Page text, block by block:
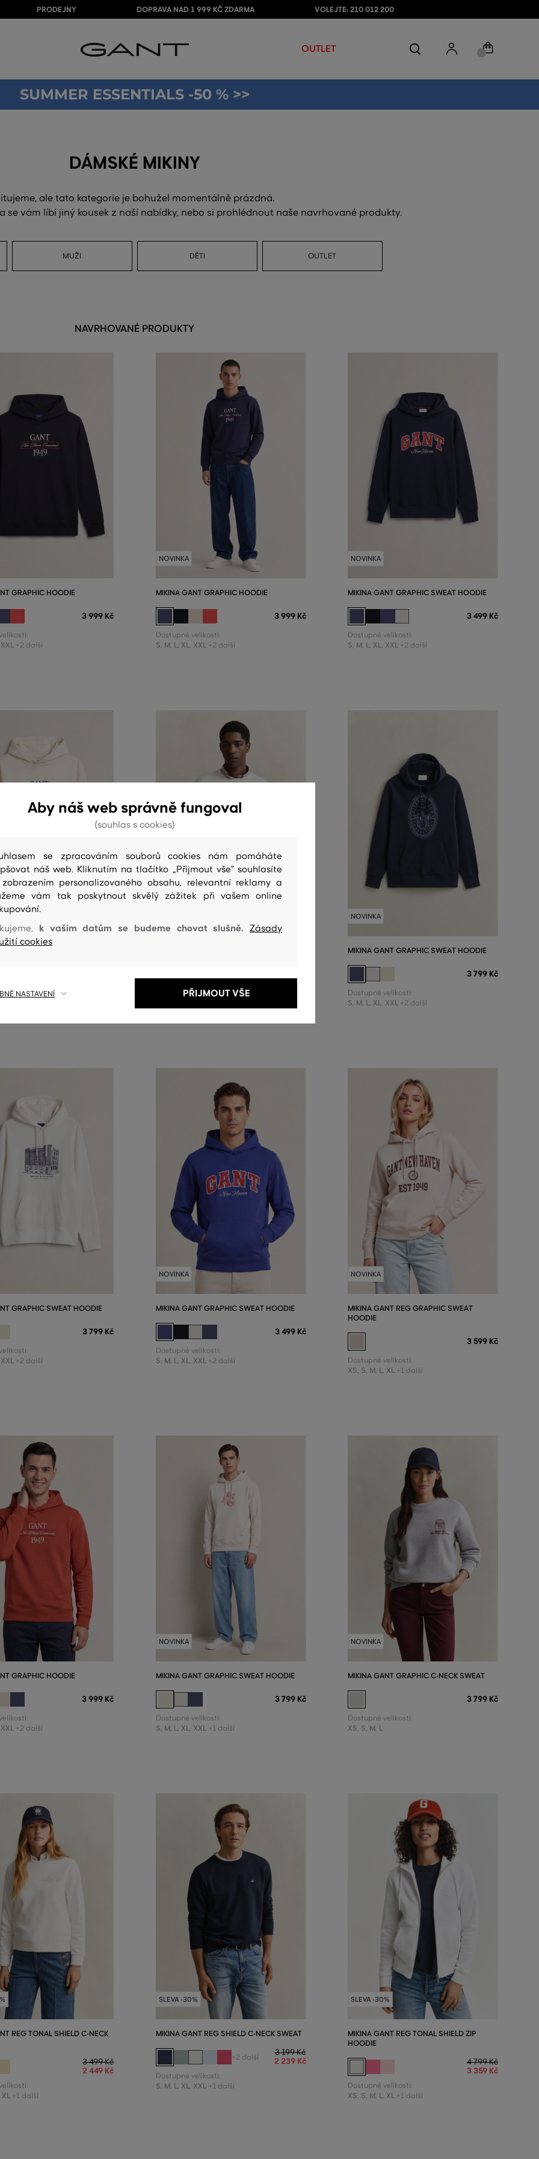
PRODEJNY DOPRAVA NAD 1 999 KČ ZDARMA VOLEJTE: 210 012 200
OUTLET
SUMMER ESSENTIALS -50 % >>
DÁMSKÉ MIKINY
ale tato kategorie je bohužel momentálně prázdná.
se vám líbí jiný kousek z naší nabídky, nebo si prohlédnout naše navrhované produkty.
MUŽI DĚTI OUTLET
NAVRHOVANÉ PRODUKTY
GRAPHIC HOODIE
3 999 Kč
XXL +2 další
NOVINKA
MIKINA GANT GRAPHIC HOODIE
3 999 Kč
Dostupné velikosti:
S, M, L, XL, XXL +2 další
NOVINKA
MIKINA GANT GRAPHIC SWEAT HOODIE
3 499 Kč
Dostupné velikosti:
S, M, L, XL, XXL +2 další
Dostupné velikosti:
NOVINKA
MIKINA GANT GRAPHIC SWEAT HOODIE
3 799 Kč
Dostupné velikosti:
S, M, L, XL, XXL +2 další
GRAPHIC SWEAT HOODIE
3 799 Kč
XXL +2 další
NOVINKA
MIKINA GANT GRAPHIC SWEAT HOODIE
3 499 Kč
Dostupné velikosti:
S, M, L, XL, XXL +2 další
NOVINKA
MIKINA GANT REG GRAPHIC SWEAT
HOODIE
3 599 Kč
Dostupné velikosti:
XS, S, M, L, XL +1 další
GRAPHIC HOODIE
3 999 Kč
XXL +2 další
NOVINKA
MIKINA GANT GRAPHIC SWEAT HOODIE
3 799 Kč
Dostupné velikosti:
S, M, L, XL, XXL +1 další
NOVINKA
MIKINA GANT GRAPHIC C-NECK SWEAT
3 799 Kč
Dostupné velikosti:
XS, S, M, L
REG TONAL SHIELD C-NECK
3 499 Kč
2 449 Kč
XL +1 další
SLEVA -30%
MIKINA GANT REG SHIELD C-NECK SWEAT
+2 další 3 199 Kč
2 239 Kč
Dostupné velikosti:
S, M, L, XL, XXL +1 další
SLEVA -30%
MIKINA GANT REG TONAL SHIELD ZIP
HOODIE
4 799 Kč
3 359 Kč
Dostupné velikosti:
XS, S, M, L, XL +1 další
Aby náš web správně fungoval
(souhlas s cookies)
se zpracováním souborů cookies nám pomáháte
náš web. Kliknutím na tlačítko „Přijmout vše" souhlasíte
personalizovaného obsahu, relevantní reklamy a
vám tak poskytnout skvělý zážitek při vašem online
k vašim datům se budeme chovat slušně. Zásady
cookies
NASTAVENÍ PŘIJMOUT VŠE